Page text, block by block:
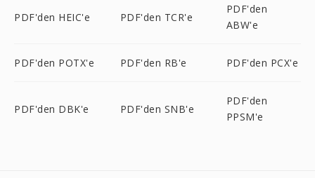
PDF'den HEIC'e PDF'den TCR'e
PDF'den
ABW'e
PDF'den POTX'e PDF'den RB'e PDF'den PCX'e
PDF'den DBK'e PDF'den SNB'e
PDF'den
PPSM'e